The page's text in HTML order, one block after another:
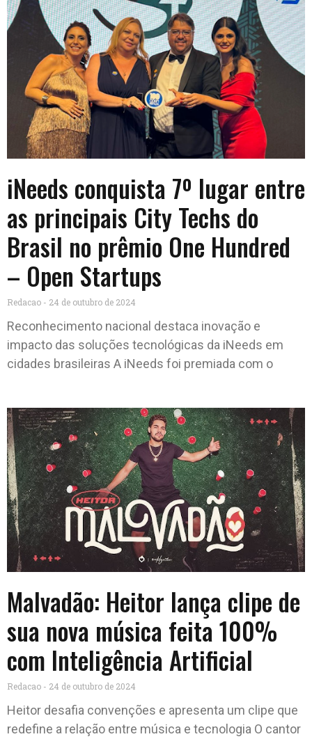
iNeeds conquista 7º lugar entre
as principais City Techs do
Brasil no prêmio One Hundred
– Open Startups
Redacao 24 de outubro de 2024
Reconhecimento nacional destaca inovação e
impacto das soluções tecnológicas da iNeeds em
cidades brasileiras A iNeeds foi premiada com o
Malvadão: Heitor lança clipe de
sua nova música feita 100%
com Inteligência Artificial
Redacao 24 de outubro de 2024
Heitor desafia convenções e apresenta um clipe que
redefine a relação entre música e tecnologia O cantor